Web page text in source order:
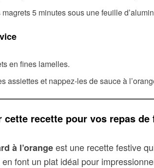
5 minutes sous une feuille
en fines lamelles.
assiettes et nappez-les de sauce à
recette pour vos repas de
à l’orangeest une recette festive
font un plat idéal pour